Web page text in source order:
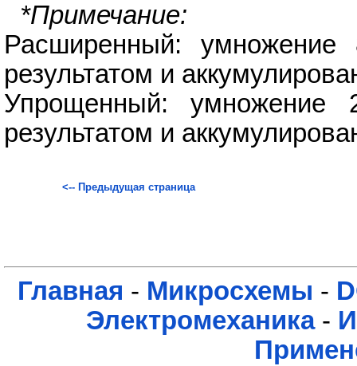
*Примечание:
Расширенный: умножение
результатом и
Упрощенный: умножение
результатом и
<-- Предыдущая страница
Главная - Микросхемы -
Электромеханика-